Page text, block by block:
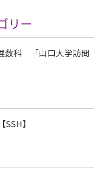
リー
数科 「山口大学訪問
】